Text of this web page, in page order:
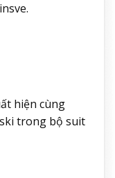
hiện cùng
trong bộ suit